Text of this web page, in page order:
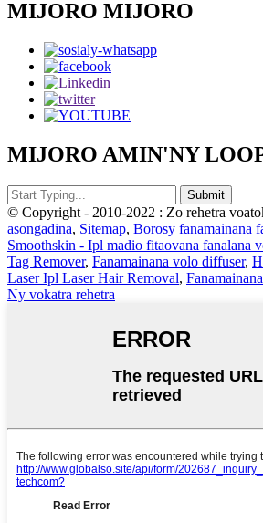
MIJORO MIJORO
MIJORO AMIN'NY
© Copyright - 2010-2022 : Zo rehetra
asongadina, Sitemap, Borosy fanamainana
Smoothskin - Ipl madio fitaovana fanalana
Tag Remover, Fanamainana volo diffuser,
Laser Ipl Laser Hair Removal,
Ny vokatra rehetra